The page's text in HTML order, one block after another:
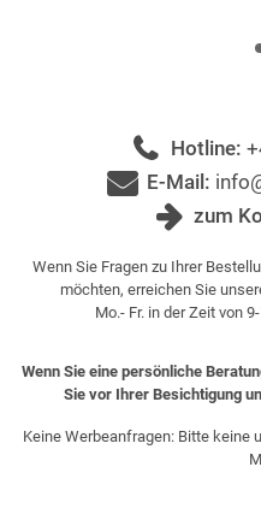
Hotline:
E-Mail:
zum
Wenn Sie Fragen zu Ihrer
möchten, erreichen Sie
Mo.- Fr. in der Zeit von
Wenn Sie eine persönliche
Sie vor Ihrer Besichtigung
Keine Werbeanfragen: Bitte keine